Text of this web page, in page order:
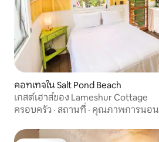
คอทเทจใน Salt Pond Beach
เกสต์เฮาส์ของ Lameshur Cottage
ครอบครัว · สถานที่ · คุณภาพการนอน